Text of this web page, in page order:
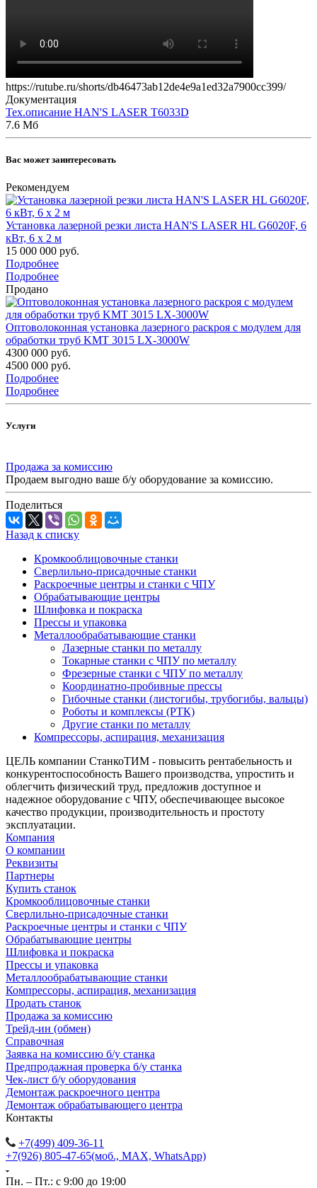
https://rutube.ru/shorts/db46473ab12de4e9a1ed32a7900cc399/
Документация
Тех.описание HAN'S LASER T6033D
7.6 Мб
Вас может заинтересовать
Рекомендуем
Установка лазерной резки листа HAN'S LASER HL G6020F, 6
кВт, 6 х 2 м
15 000 000 руб.
Подробнее
Подробнее
Продано
Оптоволоконная установка лазерного раскроя с модулем для
обработки труб KMT 3015 LX-3000W
4300 000 руб.
4500 000 руб.
Подробнее
Подробнее
Услуги
Продажа за комиссию
Продаем выгодно ваше б/у оборудование за комиссию.
Поделиться
Назад к списку
Кромкооблицовочные станки
Сверлильно-присадочные станки
Раскроечные центры и станки с ЧПУ
Обрабатывающие центры
Шлифовка и покраска
Прессы и упаковка
Металлообрабатывающие станки
Лазерные станки по металлу
Токарные станки с ЧПУ по металлу
Фрезерные станки с ЧПУ по металлу
Координатно-пробивные прессы
Гибочные станки (листогибы, трубогибы, вальцы)
Роботы и комплексы (РТК)
Другие станки по металлу
Компрессоры, аспирация, механизация
ЦЕЛЬ компании СтанкоТИМ - повысить рентабельность и
конкурентоспособность Вашего производства, упростить и
облегчить физический труд, предложив доступное и
надежное оборудование с ЧПУ, обеспечивающее высокое
качество продукции, производительность и простоту
эксплуатации.
Компания
О компании
Реквизиты
Партнеры
Купить станок
Кромкооблицовочные станки
Сверлильно-присадочные станки
Раскроечные центры и станки с ЧПУ
Обрабатывающие центры
Шлифовка и покраска
Прессы и упаковка
Металлообрабатывающие станки
Компрессоры, аспирация, механизация
Продать станок
Продажа за комиссию
Трейд-ин (обмен)
Справочная
Заявка на комиссию б/у станка
Предпродажная проверка б/у станка
Чек-лист б/у оборудования
Демонтаж раскроечного центра
Демонтаж обрабатывающего центра
Контакты
+7(499) 409-36-11
+7(926) 805-47-65(моб., MAX, WhatsApp)
Пн. – Пт.: с 9:00 до 19:00